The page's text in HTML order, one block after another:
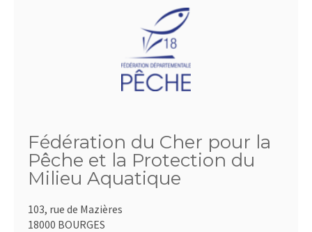
Fédération du Cher pour la
Pêche et la Protection du
Milieu Aquatique
103, rue de Mazières
18000 BOURGES